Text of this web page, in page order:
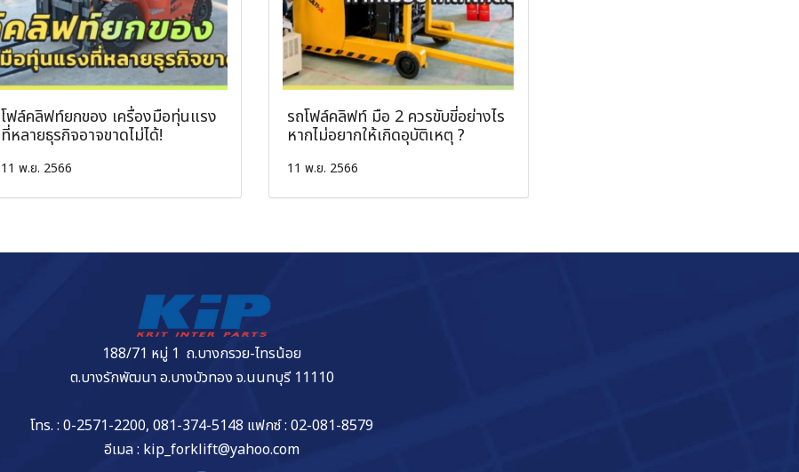
โฟล์คลิฟท์ยกของ เครื่องมือทุ่นแรง
ที่หลายธุรกิจอาจขาดไม่ได้!
11 พ.ย. 2566
รถโฟล์คลิฟท์ มือ 2 ควรขับขี่อย่างไร
หากไม่อยากให้เกิดอุบัติเหตุ ?
11 พ.ย. 2566
188/71 หมู่ 1 ถ.บางกรวย-ไทรน้อย
ต.บางรักพัฒนา อ.บางบัวทอง จ.นนทบุรี 11110
โทร. : 0-2571-2200, 081-374-5148 แฟกซ์ : 02-081-8579
อีเมล : kip_forklift@yahoo.com